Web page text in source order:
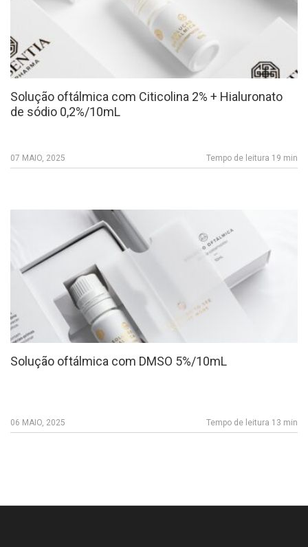
Solução oftálmica com Citicolina 2% + Hialuronato
de sódio 0,2%/10mL
07 MAIO, 2025 Tempo de leitura 19 min
Solução oftálmica com DMSO 5%/10mL
06 MAIO, 2025 Tempo de leitura 13 min